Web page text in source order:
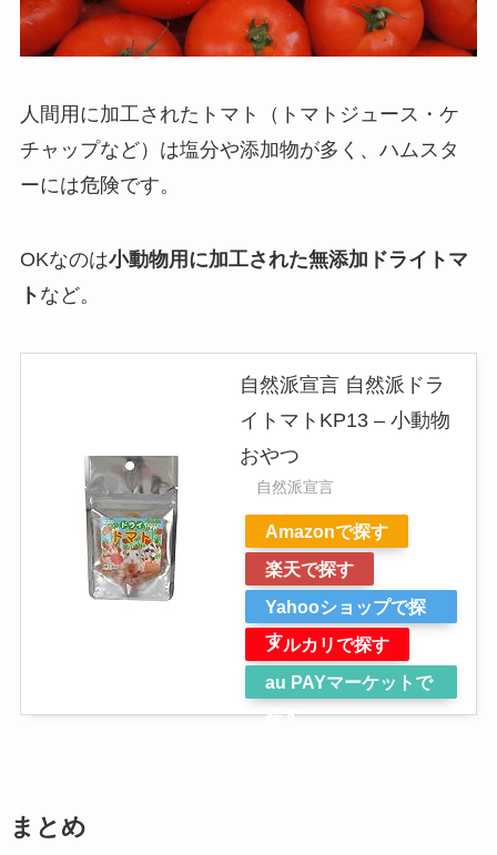
人間用に加工されたトマト（トマトジュース・ケ
チャップなど）は塩分や添加物が多く、ハムスタ
ーには危険です。
OKなのは小動物用に加工された無添加ドライトマ
ト など。
自然派宣言 自然派ドラ
イトマトKP13 – 小動物
おやつ
自然派宣言
Amazonで探す
楽天で探す
Yahooショップで探
す
メルカリで探す
au PAYマーケットで
探す
まとめ